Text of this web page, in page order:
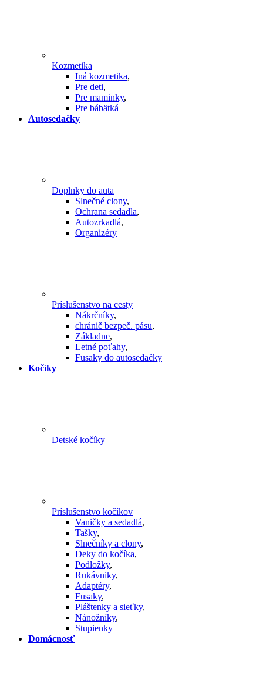
Kozmetika
Iná kozmetika,
Pre deti,
Pre maminky,
Pre bábätká
Autosedačky
Doplnky do auta
Slnečné clony,
Ochrana sedadla,
Autozrkadlá,
Organizéry
Príslušenstvo na cesty
Nákrčníky,
chránič bezpeč. pásu,
Základne,
Letné poťahy,
Fusaky do autosedačky
Kočíky
Detské kočíky
Príslušenstvo kočíkov
Vaničky a sedadlá,
Tašky,
Slnečníky a clony,
Deky do kočíka,
Podložky,
Rukávniky,
Adaptéry,
Fusaky,
Pláštenky a sieťky,
Nánožníky,
Stupienky
Domácnosť